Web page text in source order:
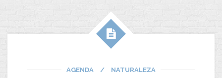
AGENDA / NATURALEZA